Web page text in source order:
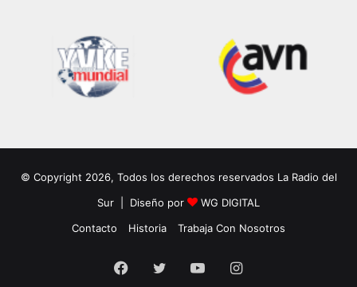
© Copyright 2026, Todos los derechos reservados La Radio del
Sur | Diseño por
WG DIGITAL
Contacto
Historia Trabaja Con Nosotros
Facebook
TwitterYouTubeInstagram